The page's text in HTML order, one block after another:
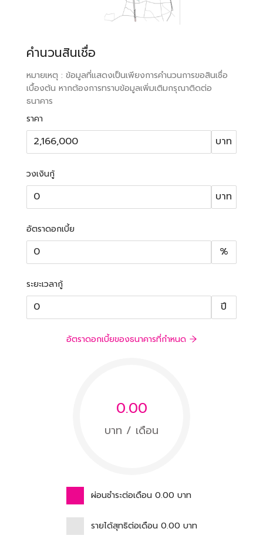
คำนวนสินเชื่อ
หมายเหตุ : ข้อมูลที่แสดงเป็นเพียงการคำนวนการขอสินเชื่อ
เบื้องต้น หากต้องการทราบข้อมูลเพิ่มเติมกรุณาติดต่อ
ธนาคาร
ราคา
บาท
วงเงินกู้
บาท
อัตราดอกเบี้ย
%
ระยะเวลากู้
ปี
อัตราดอกเบี้ยของธนาคารที่กำหนด
0.00
บาท / เดือน
ผ่อนชำระต่อเดือน 0.00 บาท
รายได้สุทธิต่อเดือน 0.00 บาท